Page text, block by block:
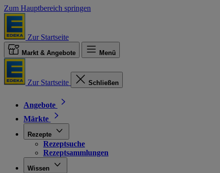
Zum Hauptbereich springen
Zur Startseite
Markt & Angebote Menü
Zur Startseite Schließen
Angebote
Märkte
Rezepte
Rezeptsuche
Rezeptsammlungen
Wissen